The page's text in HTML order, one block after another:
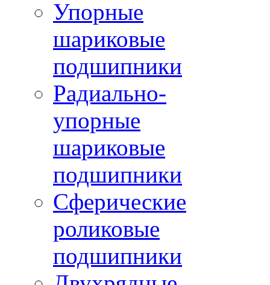
Упорные
шариковые
подшипники
Радиально-
упорные
шариковые
подшипники
Сферические
роликовые
подшипники